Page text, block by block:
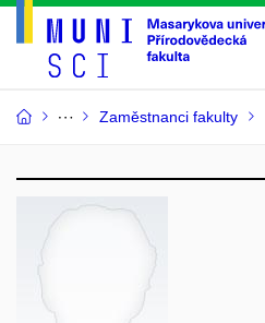
Zaměstnanci fakulty